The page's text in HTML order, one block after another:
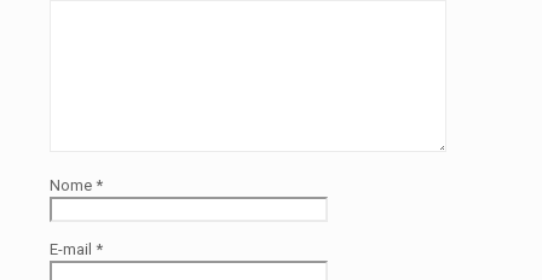
Nome *
E-mail *